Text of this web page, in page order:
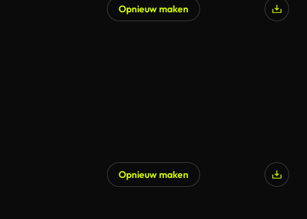
Opnieuw maken
Opnieuw maken